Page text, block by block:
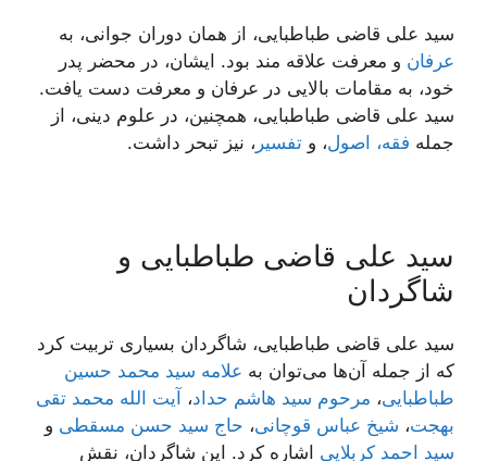
سید علی قاضی طباطبایی، از همان دوران جوانی، به
عرفان و معرفت علاقه مند بود. ایشان، در محضر پدر
خود، به مقامات بالایی در عرفان و معرفت دست یافت.
سید علی قاضی طباطبایی، همچنین، در علوم دینی، از
جمله فقه، اصول، و تفسیر ، نیز تبحر داشت.
سید علی قاضی طباطبایی و
شاگردان
سید علی قاضی طباطبایی، شاگردان بسیاری تربیت کرد
که از جمله آن‌ها می‌توان به علامه سید محمد حسین
طباطبایی، مرحوم سید هاشم حداد، آیت الله محمد تقی
بهجت، شیخ عباس قوچانی، حاج سید حسن مسقطی و
سید احمد کربلایی اشاره کرد. این شاگردان، نقش